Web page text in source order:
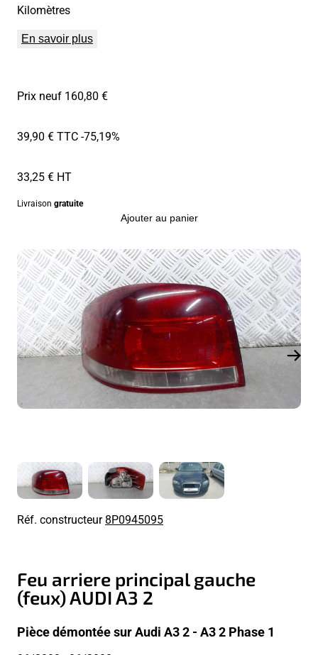
Kilomètres
En savoir plus
Prix neuf 160,80 €
39,90 € TTC-75,19%
33,25 € HT
Livraison gratuite
Ajouter au panier
Réf. constructeur8P0945095
Feu arriere principal gauche
(feux) AUDI A3 2
Pièce démontée sur Audi A3 2 - A3 2 Phase 1